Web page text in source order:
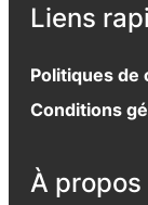
Liens
Politiques de
Conditions
À propos